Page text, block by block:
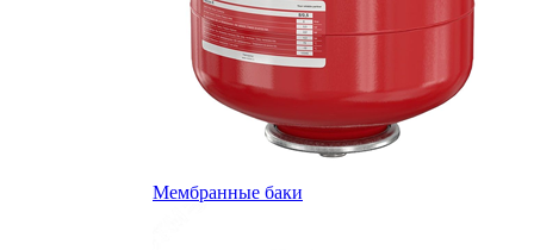
Мембранные баки